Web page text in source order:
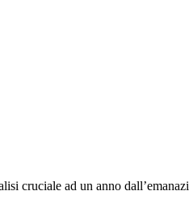
cruciale ad un anno